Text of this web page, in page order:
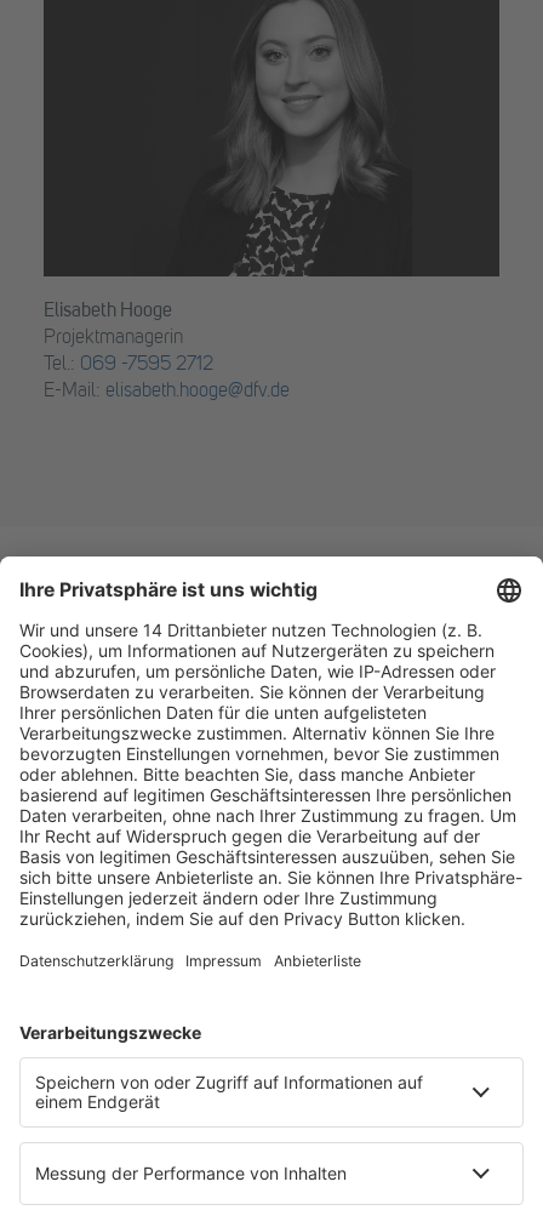
Elisabeth Hooge
Projektmanagerin
Tel.: 069 -7595 2712
E-Mail: elisabeth.hooge@dfv.de
Next Level Cyber Security –
PET – Private Equity
Fachmedien Recht und Wirtschaft
Ein Fachbereich der
dfv Mediengruppe
Mainzer Landstr. 251
60326 Frankfurt am Main
E-Mail:info@ruw.de
Web:https://www.ruw.de
AGB
Datenschutzerklärung
Genderhinweis
Cookie-Einstellungen